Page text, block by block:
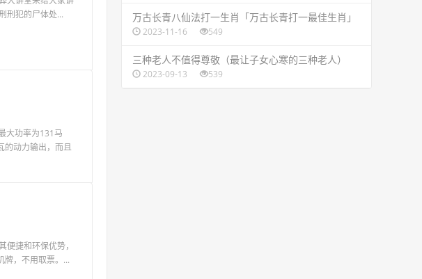
刑犯的尸体处...
大功率为131马
的动力输出，而且
捷和环保优势，
牌，不用取票。...
​万古长青八仙法打一生肖「万古长青打一最佳生肖」
2023-11-16 549
​三种老人不值得尊敬（最让子女心寒的三种老人）
2023-09-13 539